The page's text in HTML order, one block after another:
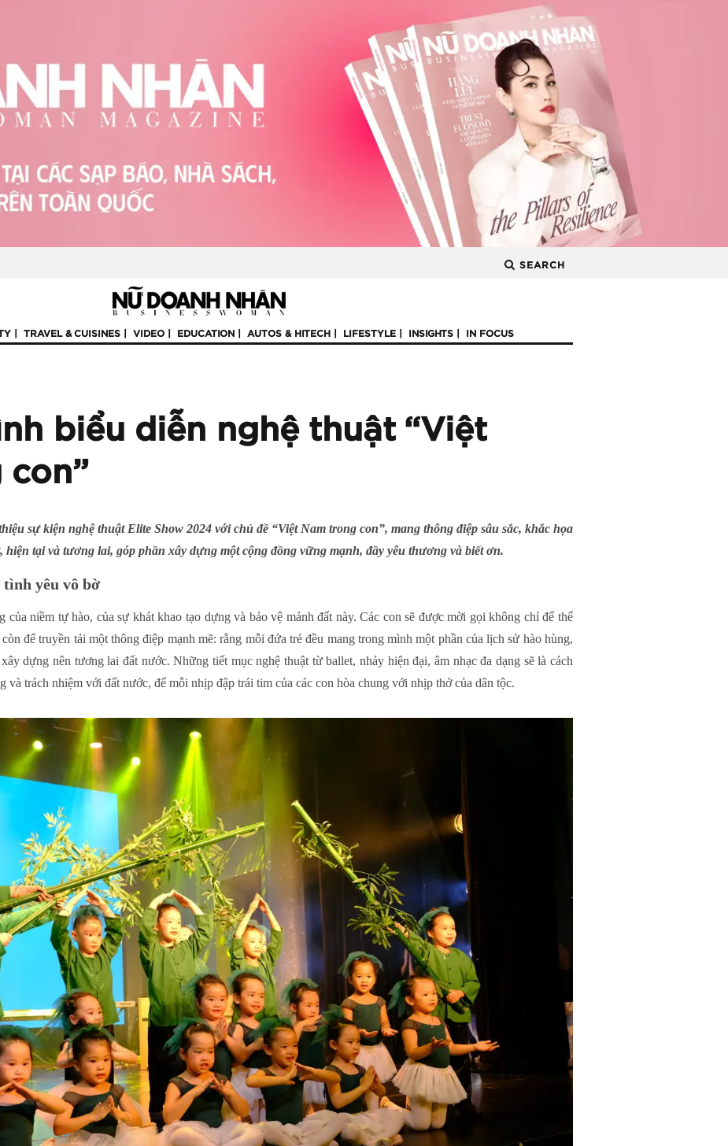
SEARCH
TRAVEL & CUISINES VIDEO EDUCATION AUTOS & HITECH LIFESTYLE INSIGHTS IN FOCUS
biểu diễn nghệ thuật “Việt
con”
sự kiện nghệ thuật Elite Show 2024 với chủ đề “Việt Nam trong con”, mang thông điệp sâu sắc, khắc họa
tại và tương lai, góp phần xây dựng một cộng đồng vững mạnh, đầy yêu thương và biết ơn.
yêu vô bờ
của niềm tự hào, của sự khát khao tạo dựng và bảo vệ mảnh đất này. Các con sẽ được mời gọi không chỉ để thể
để truyền tải một thông điệp mạnh mẽ: rằng mỗi đứa trẻ đều mang trong mình một phần của lịch sử hào hùng,
dựng nên tương lai đất nước. Những tiết mục nghệ thuật từ ballet, nhảy hiện đại, âm nhạc đa dạng sẽ là cách
và trách nhiệm với đất nước, để mỗi nhịp đập trái tim của các con hòa chung với nhịp thở của dân tộc.